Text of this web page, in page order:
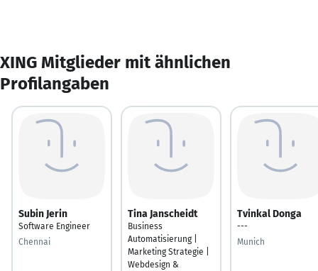
XING Mitglieder mit ähnlichen
Profilangaben
Subin Jerin
Software Engineer
Chennai
Tina Janscheidt
Business
Automatisierung |
Marketing Strategie |
Webdesign &
Tvinkal Donga
---
Munich